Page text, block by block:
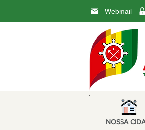
Webmail
NOSSA